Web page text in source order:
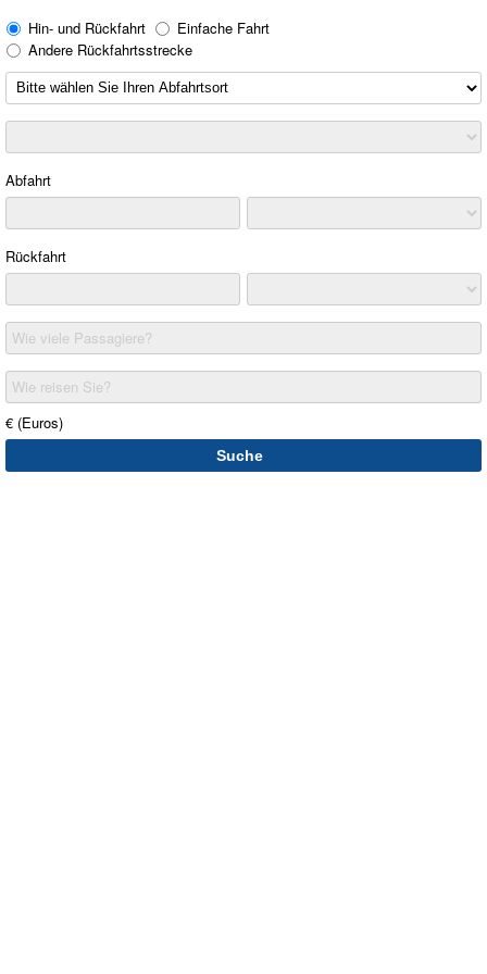
Hin- und Rückfahrt
Einfache Fahrt
Andere Rückfahrtsstrecke
Abfahrt
Rückfahrt
Wie viele Passagiere?
Wie reisen Sie?
€ (Euros)
Suche